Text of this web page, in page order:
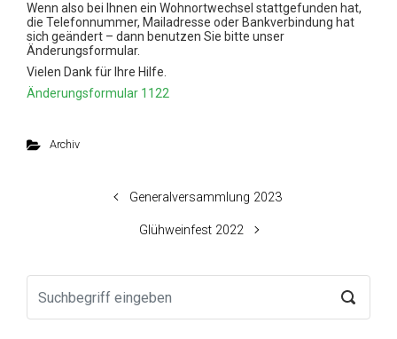
Wenn also bei Ihnen ein Wohnortwechsel stattgefunden hat,
die Telefonnummer, Mailadresse oder Bankverbindung hat
sich geändert – dann benutzen Sie bitte unser
Änderungsformular.
Vielen Dank für Ihre Hilfe.
Änderungsformular 1122
Archiv
Generalversammlung 2023
Glühweinfest 2022